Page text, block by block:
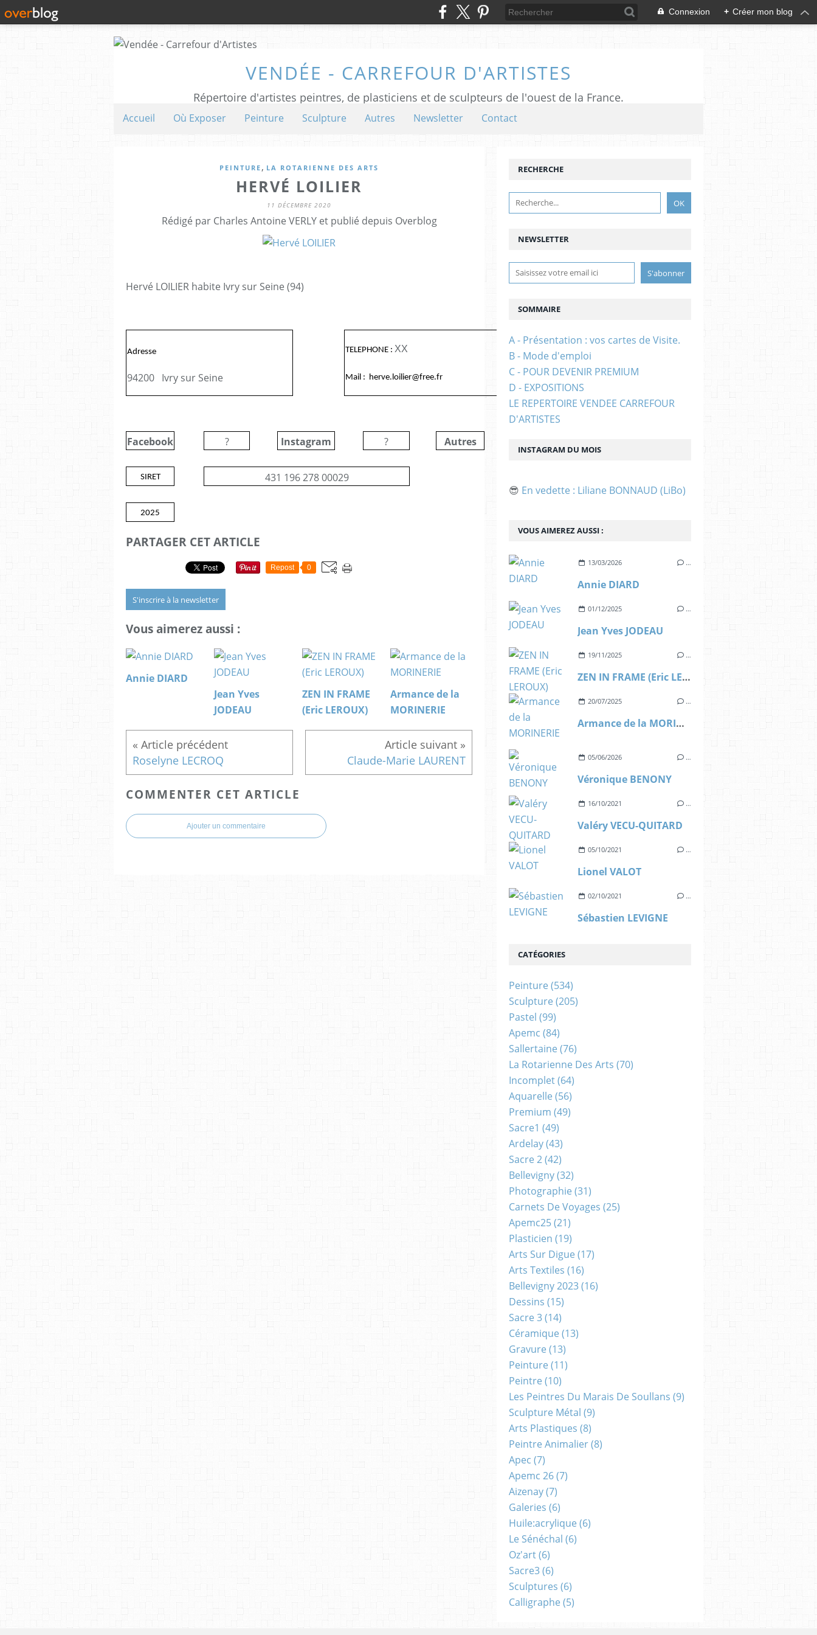
Connexion + Créer mon blog
VENDÉE - CARREFOUR D'ARTISTES
Répertoire d'artistes peintres, de plasticiens et de sculpteurs de l'ouest de la France.
Accueil Où Exposer Peinture Sculpture Autres Newsletter Contact
PEINTURE , LA ROTARIENNE DES ARTS
HERVÉ LOILIER
11 DÉCEMBRE 2020
Rédigé par Charles Antoine VERLY et publié depuis Overblog
Hervé LOILIER habite Ivry sur Seine (94)
Adresse
94200 Ivry sur Seine
TELEPHONE : XX
Mail : herve.loilier@free.fr
Facebook ? Instagram ? Autres
SIRET 431 196 278 00029
2025
PARTAGER CET ARTICLE
Repost 0
S'inscrire à la newsletter
Vous aimerez aussi :
Annie DIARD
Jean Yves
JODEAU
ZEN IN FRAME
(Eric LEROUX)
Armance de la
MORINERIE
Roselyne LECROQ Claude-Marie LAURENT
COMMENTER CET ARTICLE
Ajouter un commentaire
NEWSLETTER
RECHERCHE
VOUS AIMEREZ AUSSI :
13/03/2026 …
Annie DIARD
01/12/2025 …
Jean Yves JODEAU
19/11/2025 …
ZEN IN FRAME (Eric LEROUX)
20/07/2025 …
Armance de la MORINERIE
05/06/2026 …
Véronique BENONY
16/10/2021 …
Valéry VECU-QUITARD
05/10/2021 …
Lionel VALOT
02/10/2021 …
Sébastien LEVIGNE
SOMMAIRE
A - Présentation : vos cartes de Visite.
B - Mode d'emploi
C - POUR DEVENIR PREMIUM
D - EXPOSITIONS
LE REPERTOIRE VENDEE CARREFOUR
D'ARTISTES
CATÉGORIES
Peinture (534)
Sculpture (205)
Pastel (99)
Apemc (84)
Sallertaine (76)
La Rotarienne Des Arts (70)
Incomplet(64)
Aquarelle (56)
Premium (49)
Sacre1 (49)
Ardelay(43)
Sacre 2(42)
Bellevigny(32)
Photographie (31)
Carnets De Voyages (25)
Apemc25(21)
Plasticien (19)
Arts Sur Digue (17)
Arts Textiles (16)
Bellevigny 2023(16)
Dessins (15)
Sacre 3(14)
Céramique (13)
Gravure (13)
Peinture (11)
Peintre (10)
Les Peintres Du Marais De Soullans (9)
Sculpture Métal (9)
Arts Plastiques (8)
Peintre Animalier(8)
Apec (7)
Apemc 26(7)
Aizenay(7)
Galeries (6)
Huile:acrylique (6)
Le Sénéchal (6)
Oz'art(6)
Sacre3(6)
Sculptures (6)
Calligraphe (5)
INSTAGRAM DU MOIS
😎 En vedette : Liliane BONNAUD (LiBo)